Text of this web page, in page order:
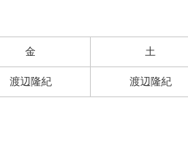
金 土
渡辺隆紀 渡辺隆紀